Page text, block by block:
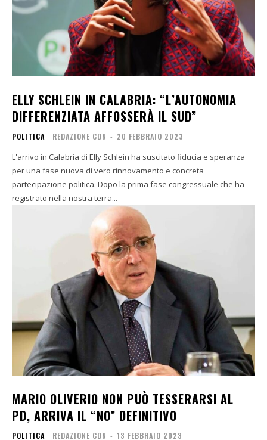
ELLY SCHLEIN IN CALABRIA: “L’AUTONOMIA
DIFFERENZIATA AFFOSSERÀ IL SUD”
POLITICA REDAZIONE CDN - 20 FEBBRAIO 2023
L'arrivo in Calabria di Elly Schlein ha suscitato fiducia e speranza
per una fase nuova di vero rinnovamento e concreta
partecipazione politica. Dopo la prima fase congressuale che ha
registrato nella nostra terra...
MARIO OLIVERIO NON PUÒ TESSERARSI AL
PD, ARRIVA IL “NO” DEFINITIVO
POLITICA REDAZIONE CDN - 13 FEBBRAIO 2023